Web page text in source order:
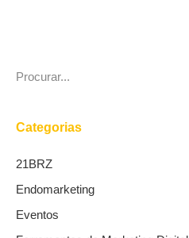
for:
Categorias
21BRZ
Endomarketing
Eventos